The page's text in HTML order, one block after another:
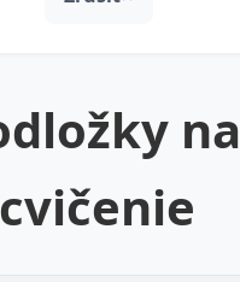
na
cvičenie